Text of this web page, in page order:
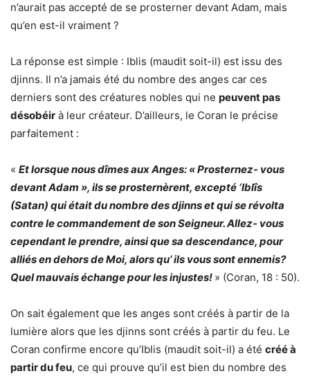
n’aurait pas accepté de se prosterner devant Adam, mais
qu’en est-il vraiment ?
La réponse est simple : Iblis (maudit soit-il) est issu des
djinns. Il n’a jamais été du nombre des anges car ces
derniers sont des créatures nobles qui ne peuvent pas
désobéir à leur créateur. D’ailleurs, le Coran le précise
parfaitement :
« Et lorsque nous dîmes aux Anges: « Prosternez- vous
devant Adam », ils se prosternèrent, excepté ‘Iblîs
(Satan) qui était du nombre des djinns et qui se révolta
contre le commandement de son Seigneur. Allez- vous
cependant le prendre, ainsi que sa descendance, pour
alliés en dehors de Moi, alors qu’ ils vous sont ennemis?
Quel mauvais échange pour les injustes! » (Coran, 18 : 50).
On sait également que les anges sont créés à partir de la
lumière alors que les djinns sont créés à partir du feu. Le
Coran confirme encore qu’Iblis (maudit soit-il) a été créé à
partir du feu, ce qui prouve qu’il est bien du nombre des